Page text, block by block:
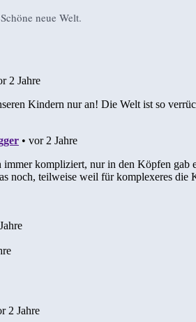
Schöne neue Welt.